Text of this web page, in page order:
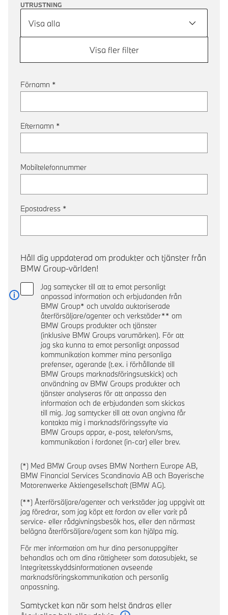
UTRUSTNING
Visa alla
Visa fler filter
Förnamn *
Efternamn *
Mobiltelefonnummer
Epostadress *
Håll dig uppdaterad om produkter och tjänster från
BMW Group-världen!
Jag samtycker till att ta emot personligt
anpassad information och erbjudanden från
BMW Group* och utvalda auktoriserade
återförsäljare/agenter och verkstäder** om
BMW Groups produkter och tjänster
(inklusive BMW Groups varumärken). För att
jag ska kunna ta emot personligt anpassad
kommunikation kommer mina personliga
prefenser, agerande (t.ex. i förhållande till
BMW Groups marknadsföringsutskick) och
användning av BMW Groups produkter och
tjänster analyseras för att anpassa den
information och de erbjudanden som skickas
till mig. Jag samtycker till att ovan angivna får
kontakta mig i marknadsföringssyfte via
BMW Groups appar, e-post, telefon/sms,
kommunikation i fordonet (in-car) eller brev.
Läs mer
(*) Med BMW Group avses BMW Northern Europe AB,
BMW Financial Services Scandinavia AB och Bayerische
Motorenwerke Aktiengesellschaft (BMW AG).
(**) Återförsäljare/agenter och verkstäder jag uppgivit att
jag föredrar, som jag köpt ett fordon av eller varit på
service- eller rådgivningsbesök hos, eller den närmast
belägna återförsäljare/agent som kan hjälpa mig.
För mer information om hur dina personuppgifter
behandlas och om dina rättigheter som datasubjekt, se
Integritetsskyddsinformationen avseende
marknadsföringskommunikation och personlig
anpassning.
Samtycket kan när som helst ändras eller